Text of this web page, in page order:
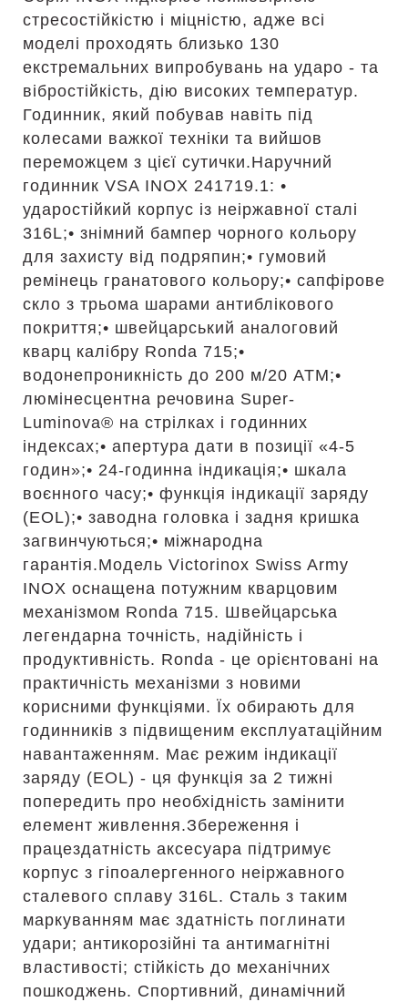
стресостійкістю і міцністю, адже всі
моделі проходять близько 130
екстремальних випробувань на ударо - та
вібростійкість, дію високих температур.
Годинник, який побував навіть під
колесами важкої техніки та вийшов
переможцем з цієї сутички.Наручний
годинник VSA INOX 241719.1: •
ударостійкий корпус із неіржавної сталі
316L;• знімний бампер чорного кольору
для захисту від подряпин;• гумовий
ремінець гранатового кольору;• сапфірове
скло з трьома шарами антиблікового
покриття;• швейцарський аналоговий
кварц калібру Ronda 715;•
водонепроникність до 200 м/20 АТМ;•
люмінесцентна речовина Super-
Luminova® на стрілках і годинних
індексах;• апертура дати в позиції «4-5
годин»;• 24-годинна індикація;• шкала
воєнного часу;• функція індикації заряду
(EOL);• заводна головка і задня кришка
загвинчуються;• міжнародна
гарантія.Модель Victorinox Swiss Army
INOX оснащена потужним кварцовим
механізмом Ronda 715. Швейцарська
легендарна точність, надійність і
продуктивність. Ronda - це орієнтовані на
практичність механізми з новими
корисними функціями. Їх обирають для
годинників з підвищеним експлуатаційним
навантаженням. Має режим індикації
заряду (EOL) - ця функція за 2 тижні
попередить про необхідність замінити
елемент живлення.Збереження і
працездатність аксесуара підтримує
корпус з гіпоалергенного неіржавного
сталевого сплаву 316L. Сталь з таким
маркуванням має здатність поглинати
удари; антикорозійні та антимагнітні
властивості; стійкість до механічних
пошкоджень. Спортивний, динамічний